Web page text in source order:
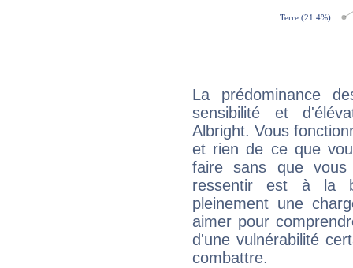
La prédominance
sensibilité et
Albright. Vous
et rien de ce que
faire sans que
ressentir est à la
pleinement une
aimer pour
d'une vulnérabilité
combattre.